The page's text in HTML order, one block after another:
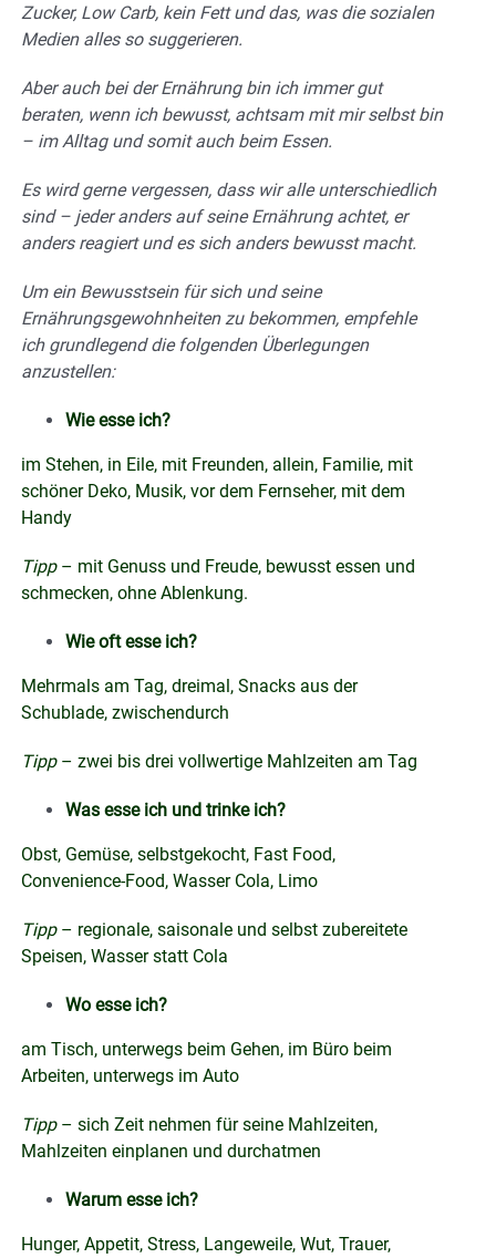
Zucker, Low Carb, kein Fett und das, was die sozialen
Medien alles so suggerieren.
Aber auch bei der Ernährung bin ich immer gut
beraten, wenn ich bewusst, achtsam mit mir selbst bin
– im Alltag und somit auch beim Essen.
Es wird gerne vergessen, dass wir alle unterschiedlich
sind – jeder anders auf seine Ernährung achtet, er
anders reagiert und es sich anders bewusst macht.
Um ein Bewusstsein für sich und seine
Ernährungsgewohnheiten zu bekommen, empfehle
ich grundlegend die folgenden Überlegungen
anzustellen:
Wie esse ich?
im Stehen, in Eile, mit Freunden, allein, Familie, mit
schöner Deko, Musik, vor dem Fernseher, mit dem
Handy
Tipp– mit Genuss und Freude, bewusst essen und
schmecken, ohne Ablenkung.
Wie oft esse ich?
Mehrmals am Tag, dreimal, Snacks aus der
Schublade, zwischendurch
Tipp– zwei bis drei vollwertige Mahlzeiten am Tag
Was esse ich und trinke ich?
Obst, Gemüse, selbstgekocht, Fast Food,
Convenience-Food, Wasser Cola, Limo
Tipp– regionale, saisonale und selbst zubereitete
Speisen, Wasser statt Cola
Wo esse ich?
am Tisch, unterwegs beim Gehen, im Büro beim
Arbeiten, unterwegs im Auto
Tipp– sich Zeit nehmen für seine Mahlzeiten,
Mahlzeiten einplanen und durchatmen
Warum esse ich?
Hunger, Appetit, Stress, Langeweile, Wut, Trauer,